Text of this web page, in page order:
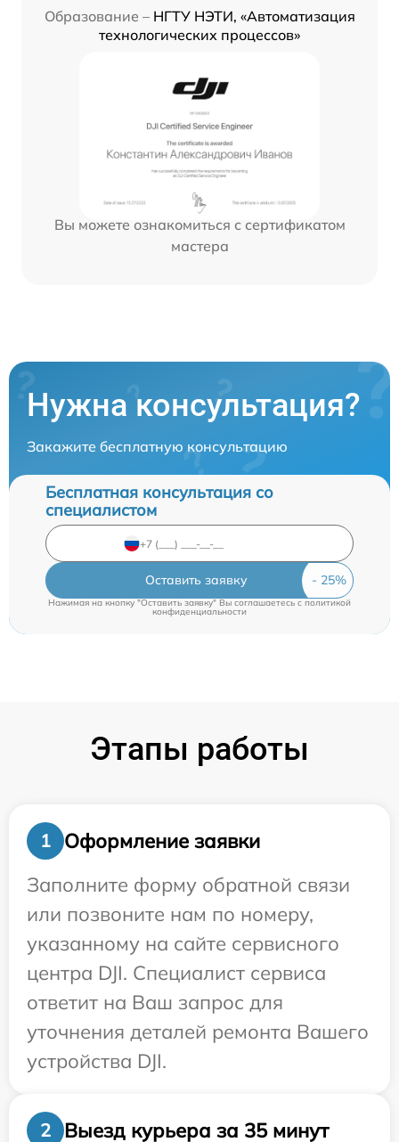
Образование – НГТУ НЭТИ, «Автоматизация
технологических процессов»
Вы можете ознакомиться с сертификатом
мастера
Нужна консультация?
Закажите бесплатную консультацию
Бесплатная консультация со
специалистом
Оставить заявку
Нажимая на кнопку "Оставить заявку" Вы соглашаетесь cполитикой
конфиденциальности
Этапы работы
1
Оформление заявки
Заполните форму обратной связи
или позвоните нам по номеру,
указанному на сайте сервисного
центра DJI. Специалист сервиса
ответит на Ваш запрос для
уточнения деталей ремонта Вашего
устройства DJI.
2 Выезд курьера за 35 минут